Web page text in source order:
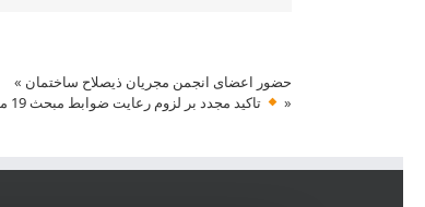
حضور اعضای انجمن مجریان ذیصلاح ساختمان »
«
تاکید مجدد بر لزوم رعایت ضوابط مبحث 19 مقررات ملی ساختمان